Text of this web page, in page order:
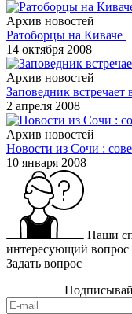
Архив новостей
Ратоборцы на Киваче
14 октября 2008
Архив новостей
Заповедник встречает
2 апреля 2008
Архив новостей
Новости из Сочи :
10 января 2008
Наши
интересующий вопрос
Задать вопрос